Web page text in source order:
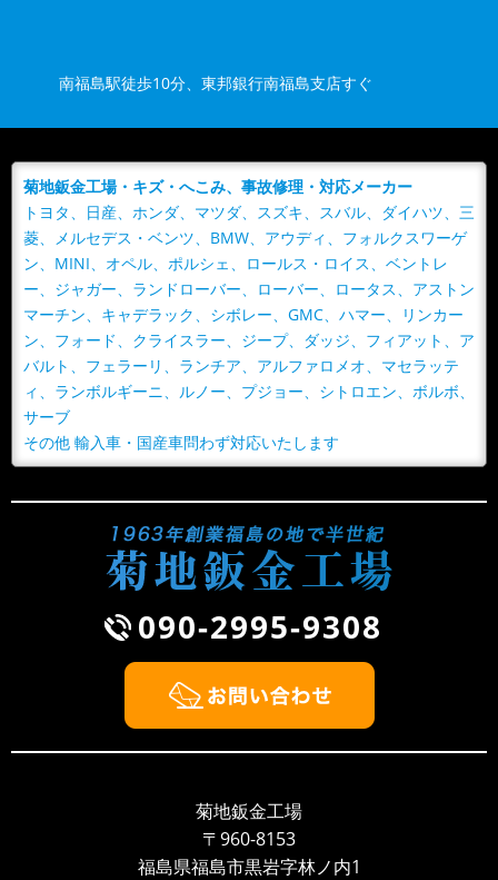
南福島駅徒歩10分、東邦銀行南福島支店すぐ
菊地鈑金工場・キズ・へこみ、事故修理・対応メーカー
トヨタ、日産、ホンダ、マツダ、スズキ、スバル、ダイハツ、三
菱、メルセデス・ベンツ、BMW、アウディ、フォルクスワーゲ
ン、MINI、オペル、ポルシェ、ロールス・ロイス、ベントレ
ー、ジャガー、ランドローバー、ローバー、ロータス、アストン
マーチン、キャデラック、シボレー、GMC、ハマー、リンカー
ン、フォード、クライスラー、ジープ、ダッジ、フィアット、ア
バルト、フェラーリ、ランチア、アルファロメオ、マセラッテ
ィ、ランボルギーニ、ルノー、プジョー、シトロエン、ボルボ、
サーブ
その他 輸入車・国産車問わず対応いたします
090-2995-9308
菊地鈑金工場
〒960-8153
福島県福島市黒岩字林ノ内1